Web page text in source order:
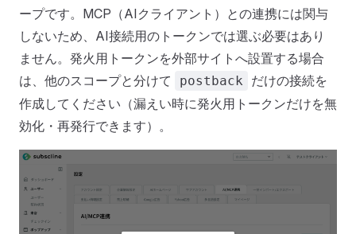
ープです。MCP（AIクライアント）との連携には関与
しないため、AI接続用のトークンでは選ぶ必要はあり
ません。発火用トークンを外部サイトへ設置する場合
は、他のスコープと分けて
postback
だけの接続を
作成してください（漏えい時に発火用トークンだけを無
効化・再発行できます）。